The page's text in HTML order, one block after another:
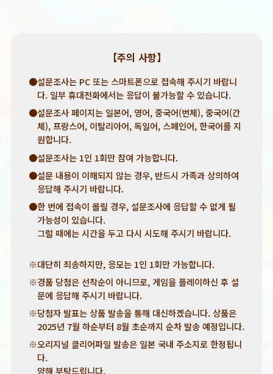
【주의 사항】
●설문조사는 PC 또는 스마트폰으로 접속해 주시기 바랍니
다. 일부 휴대전화에서는 응답이 불가능할 수 있습니다.
●설문조사 페이지는 일본어, 영어, 중국어(번체), 중국어(간
체), 프랑스어, 이탈리아어, 독일어, 스페인어, 한국어를 지
원합니다.
●설문조사는 1인 1회만 참여 가능합니다.
●설문 내용이 이해되지 않는 경우, 반드시 가족과 상의하여
응답해 주시기 바랍니다.
●한 번에 접속이 몰릴 경우, 설문조사에 응답할 수 없게 될
가능성이 있습니다.
그럴 때에는 시간을 두고 다시 시도해 주시기 바랍니다.
※대단히 죄송하지만, 응모는 1인 1회만 가능합니다.
※경품 당첨은 선착순이 아니므로, 게임을 플레이하신 후 설
문에 응답해 주시기 바랍니다.
※당첨자 발표는 상품 발송을 통해 대신하겠습니다. 상품은
2025년 7월 하순부터 8월 초순까지 순차 발송 예정입니다.
※오리지널 클리어파일 발송은 일본 국내 주소지로 한정됩니
다.
양해 부탁드립니다.